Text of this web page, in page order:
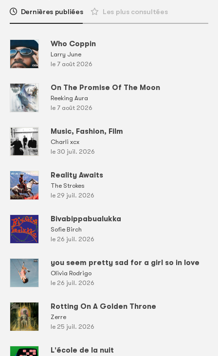
Dernières publiées Les plus consultées
Who Coppin
Larry June
le 7 août 2026
On The Promise Of The Moon
Reeking Aura
le 7 août 2026
Music, Fashion, Film
Charli xcx
le 30 juil. 2026
Reality Awaits
The Strokes
le 29 juil. 2026
Bivabippabualukka
Sofie Birch
le 26 juil. 2026
you seem pretty sad for a girl so in love
Olivia Rodrigo
le 26 juil. 2026
Rotting On A Golden Throne
Zerre
le 25 juil. 2026
L'école de la nuit